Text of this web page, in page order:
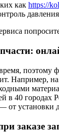
как https://
поэтому
Например,
в 40 городах
от установки
заказе